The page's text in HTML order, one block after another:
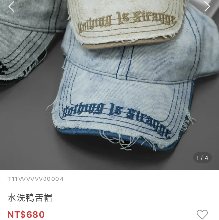
1 / 4
T11VVVVVV00004
水洗鴨舌帽
680